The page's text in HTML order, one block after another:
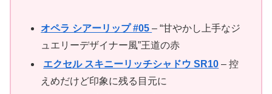
オペラ シアーリップ #05 – “甘やかし上手なジ
ュエリーデザイナー風”王道の赤
エクセル スキニーリッチシャドウ SR10 – 控
えめだけど印象に残る目元に